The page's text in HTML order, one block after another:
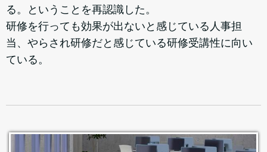
る。ということを再認識した。
研修を行っても効果が出ないと感じている人事担
当、やらされ研修だと感じている研修受講性に向い
ている。